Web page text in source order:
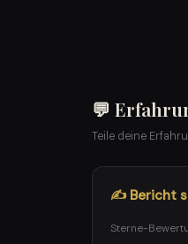
💬
Teile deine
✍ Bericht
Sterne-